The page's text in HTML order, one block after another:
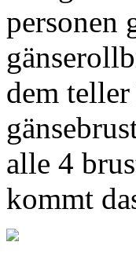
personen
dem
alle 4
kommt